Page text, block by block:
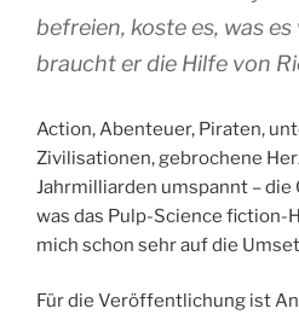
befreien, koste es, was
braucht er die Hilfe von
Action, Abenteuer, Piraten,
Zivilisationen, gebrochene
Jahrmilliarden umspannt – die
was das Pulp-Science fiction-
mich schon sehr auf die
Für die Veröffentlichung ist